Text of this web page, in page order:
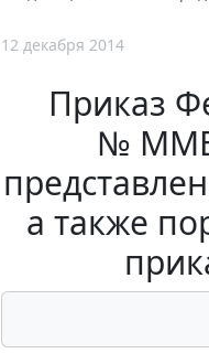
12 декабря 2014
Приказ
№
а также